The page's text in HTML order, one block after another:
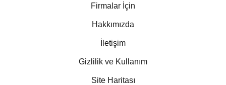
Firmalar İçin
Hakkımızda
İletişim
Gizlilik ve Kullanım
Site Haritası